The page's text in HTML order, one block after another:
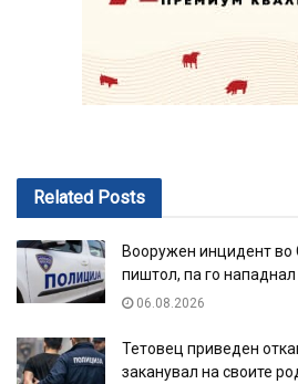
Related Posts
Вооружен инцидент во
пиштол, па го нападнал
06.08.2026
Тетовец приведен
заканувал на своите